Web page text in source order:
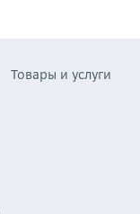
Товары и услуги